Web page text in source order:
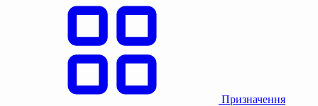
Призначення